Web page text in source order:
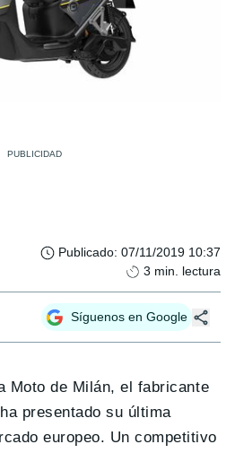
Publicado: 07/11/2019 10:37
3 min. lectura
Síguenos en Google
Moto de Milán, el fabricante
ha presentado su última
europeo. Un competitivo